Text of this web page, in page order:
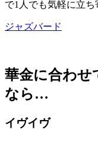
で1人でも気軽に立ち
ジャズバード
華金に合わせ
なら…
イヴイヴ